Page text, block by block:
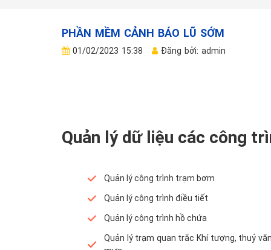
PHẦN MỀM CẢNH BÁO LŨ SỚM
01/02/2023 15:38 Đăng bởi: admin
Quản lý dữ liệu các công
Quản lý công trình trạm bơm
Quản lý công trình điều tiết
Quản lý công trình hồ chứa
Quản lý trạm quan trắc Khí tượng, thuỷ